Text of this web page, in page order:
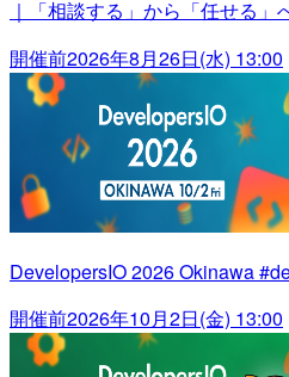
｜「相談する」から「任せる
開催前2026年8月26日(水) 13:00
DevelopersIO 2026 Okinawa
開催前2026年10月2日(金) 13:00